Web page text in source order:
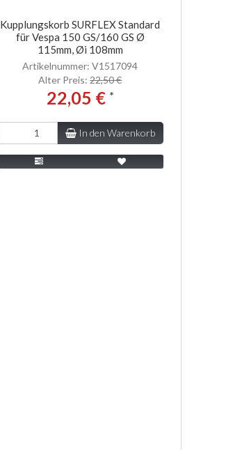
Kupplungskorb SURFLEX Standard
für Vespa 150 GS/160 GS Ø
115mm, Øi 108mm
Artikelnummer: V1517094
Alter Preis:22,50 €
22,05 € *
In den Warenkorb